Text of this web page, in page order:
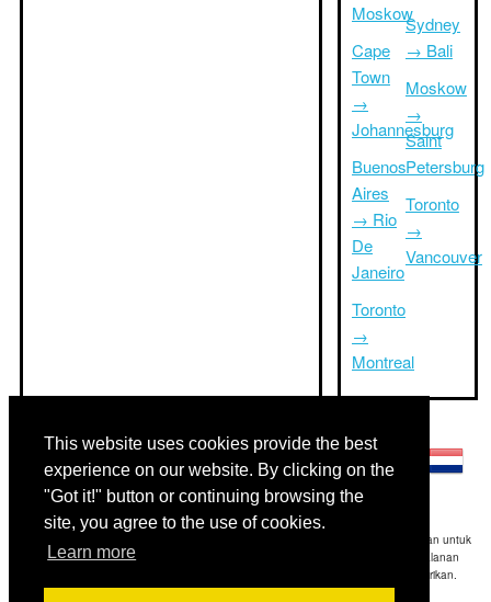
This website uses cookies provide the best
experience on our website. By clicking on the
"Got it!" button or continuing browsing the
site, you agree to the use of cookies.
Learn more
Moskow
Cape
Town
→
Johannesburg
Buenos
Aires
→ Rio
De
Janeiro
Toronto
→
Montreal
Sydney
→ Bali
Moskow
→
Saint
Petersburg
Toronto
→
Vancouver
Disclaimer: Informasi yang ditampilkan di situs ini adalah perkiraan terbaik kami dan untuk
referensi Anda saja.Triptimeto.com tidak bertanggung jawab untuk setiap perjalanan
keterlambatan dan / atau kerusakan akibat dihasilkan dari informasi yang diberikan.